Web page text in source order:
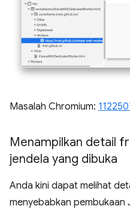
Masalah Chromium:
Menampilkan detail
jendela yang dibuka
Anda kini dapat melihat
menyebabkan pembukaan